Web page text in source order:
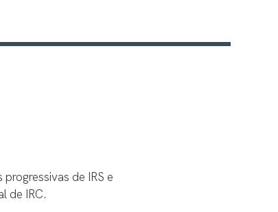
de IRS e
de IRC.